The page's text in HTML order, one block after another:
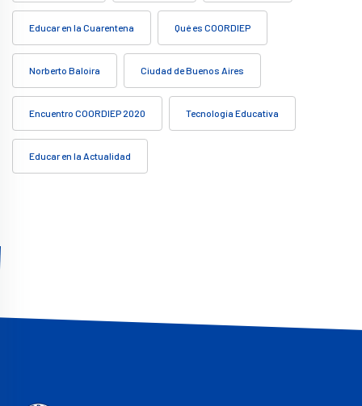
Educar en la Cuarentena Qué es COORDIEP
Norberto Baloira Ciudad de Buenos Aires
Encuentro COORDIEP 2020 Tecnología Educativa
Educar en la Actualidad